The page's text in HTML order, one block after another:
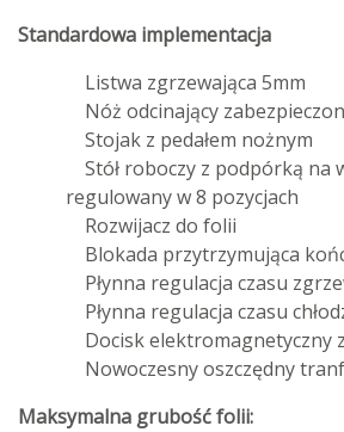
Standardowa implementacja
Listwa zgrzewająca 5mm
Nóż odcinający
Stojak z pedałem nożnym
Stół roboczy z podpórką na
regulowany w 8 pozycjach
Rozwijacz do folii
Blokada przytrzymująca
Płynna regulacja czasu
Płynna regulacja czasu
Docisk elektromagnetyczny
Nowoczesny oszczędny
Maksymalna grubość folii: